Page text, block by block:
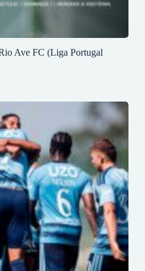
Ave FC (Liga Portugal